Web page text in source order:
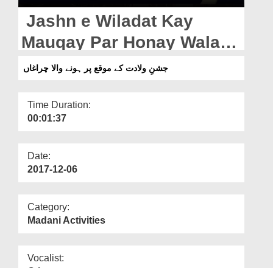
Departments
Our Websites
More
Jashn e Wiladat Kay
Mauqay Par Honay Wala
Charaghan
جشنِ ولادت کے موقع پر ہونے والا چراغاں
Time Duration:
00:01:37
Date:
2017-12-06
Category:
Madani Activities
Vocalist: